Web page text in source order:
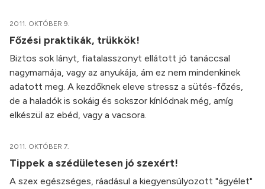
2011. OKTÓBER 9.
Főzési praktikák, trükkök!
Biztos sok lányt, fiatalasszonyt ellátott jó tanáccsal
nagymamája, vagy az anyukája, ám ez nem mindenkinek
adatott meg. A kezdőknek eleve stressz a sütés-főzés,
de a haladók is sokáig és sokszor kínlódnak még, amíg
elkészül az ebéd, vagy a vacsora.
2011. OKTÓBER 7.
Tippek a szédületesen jó szexért!
A szex egészséges, ráadásul a kiegyensúlyozott "ágyélet"